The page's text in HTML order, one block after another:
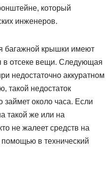
который
инженеров.
багажной крышки имеют
в отсеке вещи. Следующая
недостаточно аккуратном
такой недостаток
займет около часа. Если
такой же или на
не жалеет средств на
помощью в технический